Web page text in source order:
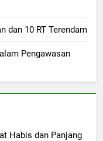
dan 10 RT Terendam
Pengawasan
Habis dan Panjang